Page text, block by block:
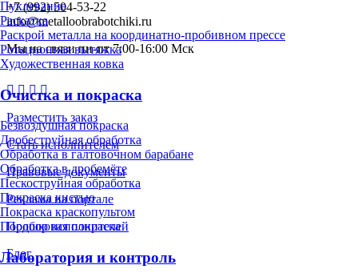
Пуклевание
Раскатка
Раскрой металла на координатно-пробивном прессе
Ротационная вытяжка
Художественная ковка
Очистка и покраска
Безвоздушная покраска
Дробеструйная обработка
Обработка в галтовочном барабане
Обработка в дробемёте
Пескоструйная обработка
Покраска кистью
Покраска краскопультом
Порошковая покраска
Лаборатория и контроль
+7 (992) 504-53-22
info@metalloobrabotchiki.ru
Мы на связи пн-пт 7:00-16:00 Мск
Разместить заказ
Стать исполнителем
Правовые документы
Реклама на портале
Подбор исполнителей
Блог